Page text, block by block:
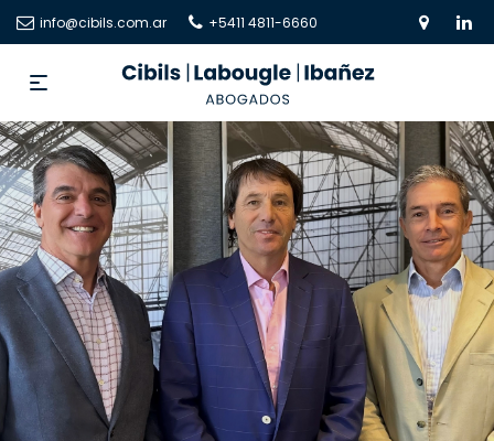
info@cibils.com.ar +5411 4811-6660